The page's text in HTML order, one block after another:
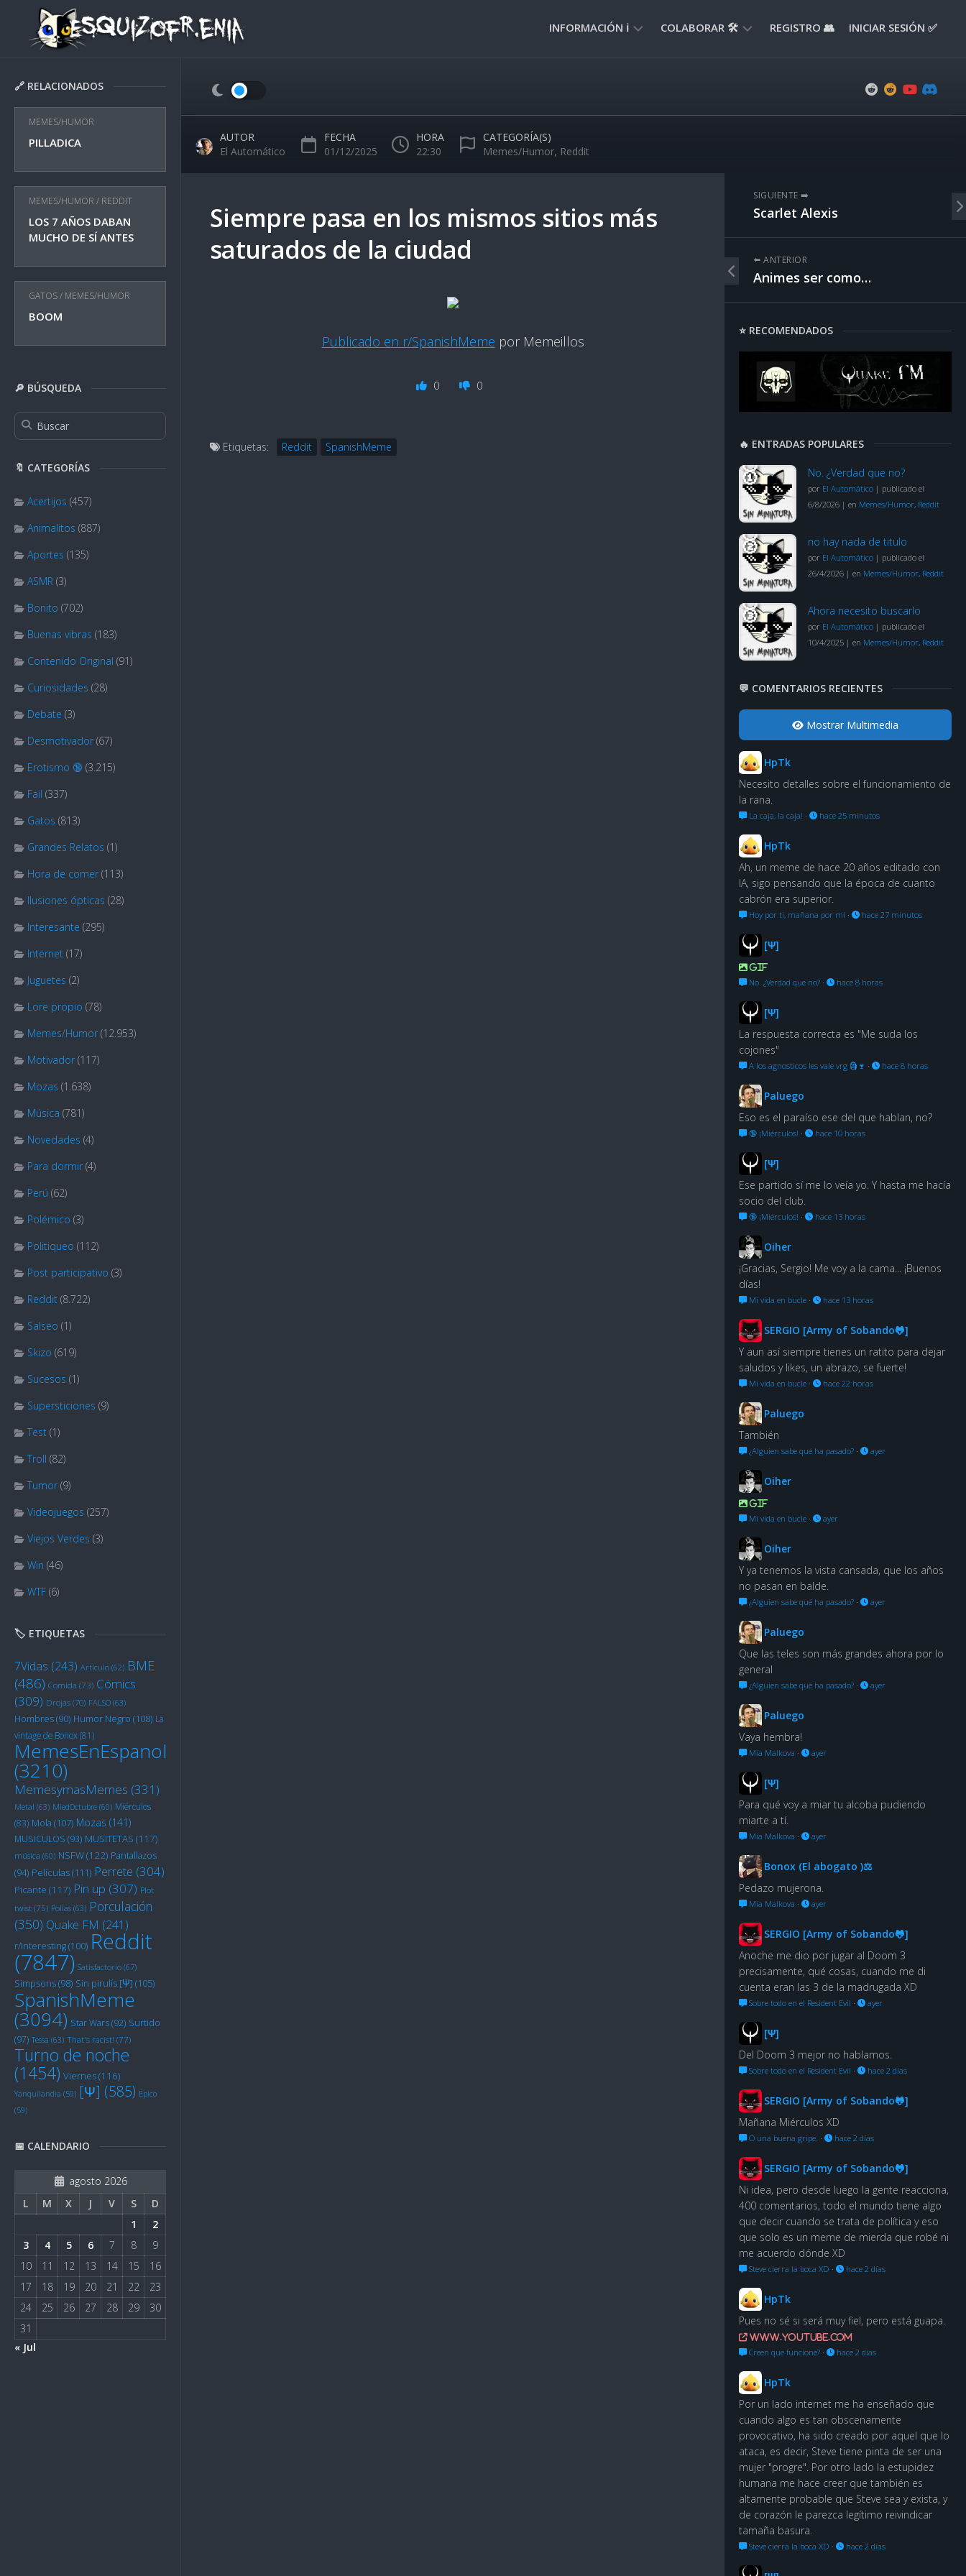
content
INFORMACIÓN ℹ️
NORMAS
USO
🚸
COLABORAR 🛠️ REGISTRO 👥 INICIAR SESIÓN ✅
🔗 RELACIONADOS
MEMES/HUMOR
PILLADICA
MEMES/HUMOR / REDDIT
LOS 7 AÑOS DABAN
MUCHO DE SÍ ANTES
GATOS/ MEMES/HUMOR
BOOM
🔎 BÚSQUEDA
🔖 CATEGORÍAS
Acertijos (457)
Animalitos (887)
Aportes (135)
ASMR (3)
Bonito (702)
Buenas vibras (183)
Contenido Original (91)
Curiosidades (28)
Debate (3)
Desmotivador (67)
Erotismo 🔞 (3.215)
Fail (337)
Gatos (813)
Grandes Relatos (1)
Hora de comer (113)
Ilusiones ópticas (28)
Interesante (295)
Internet (17)
Juguetes (2)
Lore propio (78)
Memes/Humor (12.953)
Motivador (117)
Mozas (1.638)
Música (781)
Novedades (4)
Para dormir (4)
Perú (62)
Polémico (3)
Politiqueo (112)
Post participativo (3)
Reddit (8.722)
Salseo (1)
Skizo (619)
Sucesos (1)
Supersticiones (9)
Test (1)
Troll (82)
Tumor (9)
Videojuegos (257)
Viejos Verdes (3)
Win (46)
WTF (6)
🏷️ ETIQUETAS
7Vidas (243) Artículo (62) BME
(486) Comida (73) Cómics
(309) Drojas (70) FALSO (63)
Hombres(90) Humor Negro (108) La
vintage de Bonox(81)
MemesEnEspanol
(3210)
MemesymasMemes (331)
Metal (63) MiedOctubre (60) Miérculos
(83) Mola (107) Mozas (141)
MUSICULOS (93) MUSITETAS (117)
música (60) NSFW(122) Pantallazos
(94) Películas(111) Perrete (304)
Picante (117) Pin up (307) Plot
twist (75) Pollas (63) Porculación
(350) Quake FM (241)
r/Interesting(100) Reddit
(7847) Satisfactorio (67)
Simpsons(98) Sin pirulís [Ψ] (105)
SpanishMeme
(3094) Star Wars(92) Surtido
(97) Tessa (63) That's racist! (77)
Turno de noche
(1454) Viernes(116)
Yanquilandia (59) [Ψ] (585) Épico
(59)
📅 CALENDARIO
agosto 2026
L
M X J V S
D
1
2
3
4 5 6 7 8
9
10
11 12 13 14 15
16
17
18 19 20 21 22
23
24
25 26 27 28 29
30
31
« Jul
AUTOR
El Automático
FECHA
01/12/2025
HORA
22:30
CATEGORÍA(S)
Memes/Humor, Reddit
Siempre pasa en los mismos sitios más
saturados de la ciudad
Publicado en r/SpanishMeme por Memeillos
0 0
Etiquetas: Reddit SpanishMeme
SIGUIENTE ➡️
Scarlet Alexis
⬅️ ANTERIOR
Animes ser como…
⭐ RECOMENDADOS
🔥 ENTRADAS POPULARES
No. ¿Verdad que no?
por El Automático | publicado el
6/8/2026 | en Memes/Humor, Reddit
no hay nada de titulo
por El Automático | publicado el
26/4/2026 | en Memes/Humor, Reddit
Ahora necesito buscarlo
por El Automático | publicado el
10/4/2025 | en Memes/Humor, Reddit
💬 COMENTARIOS RECIENTES
Mostrar Multimedia
HpTk
Necesito detalles sobre el funcionamiento de
la rana.
La caja, la caja! · hace 25 minutos
HpTk
Ah, un meme de hace 20 años editado con
IA, sigo pensando que la época de cuanto
cabrón era superior.
Hoy por ti, mañana por mí · hace 27 minutos
[Ψ]
GIF
No. ¿Verdad que no? · hace 8 horas
[Ψ]
La respuesta correcta es "Me suda los
cojones"
A los agnosticos les vale vrg 🗿🍷 · hace 8 horas
Paluego
Eso es el paraíso ese del que hablan, no?
🔞 ¡Miérculos! · hace 10 horas
[Ψ]
Ese partido sí me lo veía yo. Y hasta me hacía
socio del club.
🔞 ¡Miérculos! · hace 13 horas
Oiher
¡Gracias, Sergio! Me voy a la cama... ¡Buenos
días!
Mi vida en bucle · hace 13 horas
SERGIO [Army of Sobando🐸]
Y aun así siempre tienes un ratito para dejar
saludos y likes, un abrazo, se fuerte!
Mi vida en bucle · hace 22 horas
Paluego
También
¿Alguien sabe qué ha pasado? · ayer
Oiher
GIF
Mi vida en bucle · ayer
Oiher
Y ya tenemos la vista cansada, que los años
no pasan en balde.
¿Alguien sabe qué ha pasado? · ayer
Paluego
Que las teles son más grandes ahora por lo
general
¿Alguien sabe qué ha pasado? · ayer
Paluego
Vaya hembra!
Mia Malkova · ayer
[Ψ]
Para qué voy a miar tu alcoba pudiendo
miarte a tí.
Mia Malkova · ayer
Bonox (El abogato )⚖
Pedazo mujerona.
Mia Malkova · ayer
SERGIO [Army of Sobando🐸]
Anoche me dio por jugar al Doom 3
precisamente, qué cosas, cuando me di
cuenta eran las 3 de la madrugada XD
Sobre todo en el Resident Evil · ayer
[Ψ]
Del Doom 3 mejor no hablamos.
Sobre todo en el Resident Evil · hace 2 días
SERGIO [Army of Sobando🐸]
Mañana Miérculos XD
O una buena gripe. · hace 2 días
SERGIO [Army of Sobando🐸]
Ni idea, pero desde luego la gente reacciona,
400 comentarios, todo el mundo tiene algo
que decir cuando se trata de política y eso
que solo es un meme de mierda que robé ni
me acuerdo dónde XD
Steve cierra la boca XD · hace 2 días
HpTk
Pues no sé si será muy fiel, pero está guapa.
www.youtube.com
Creen que funcione? · hace 2 días
HpTk
Por un lado internet me ha enseñado que
cuando algo es tan obscenamente
provocativo, ha sido creado por aquel que lo
ataca, es decir, Steve tiene pinta de ser una
mujer "progre". Por otro lado la estupidez
humana me hace creer que también es
altamente probable que Steve sea y exista, y
de corazón le parezca legítimo reivindicar
tamaña basura.
Steve cierra la boca XD · hace 2 días